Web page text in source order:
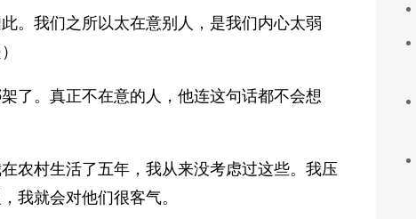
。我们之所以太在意别人，是我们内心太弱
了。真正不在意的人，他连这句话都不会想
农村生活了五年，我从来没考虑过这些。我压
我就会对他们很客气。